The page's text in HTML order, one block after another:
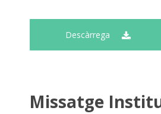
Descàrrega
Missatge